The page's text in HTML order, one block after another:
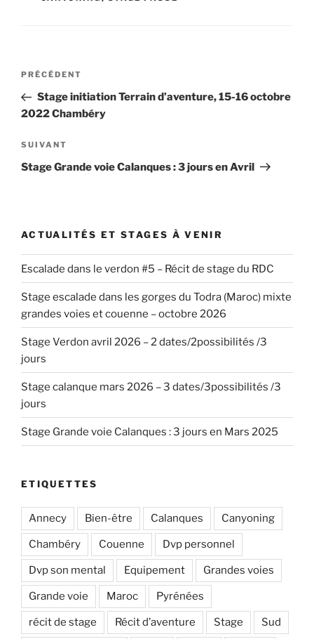
Navigation
l’article
Article
précédent
PRÉCÉDENT
Stage initiation Terrain d’aventure, 15-16 octobre
2022 Chambéry
Article
suivant
SUIVANT
Stage Grande voie Calanques : 3 jours en Avril
ACTUALITÉS ET STAGES À VENIR
Escalade dans le verdon #5 – Récit de stage du RDC
Stage escalade dans les gorges du Todra (Maroc) mixte
grandes voies et couenne – octobre 2026
Stage Verdon avril 2026 – 2 dates/2possibilités /3
jours
Stage calanque mars 2026 – 3 dates/3possibilités /3
jours
Stage Grande voie Calanques : 3 jours en Mars 2025
ETIQUETTES
Annecy Bien-être Calanques Canyoning
Chambéry Couenne Dvp personnel
Dvp son mental Equipement Grandes voies
Grande voie Maroc Pyrénées
récit de stage Récit d’aventure Stage Sud